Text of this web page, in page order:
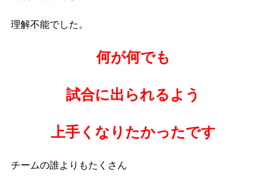
理解不能でした。
何が何でも
試合に出られるよう
上手くなりたかったです
チームの誰よりもたくさん